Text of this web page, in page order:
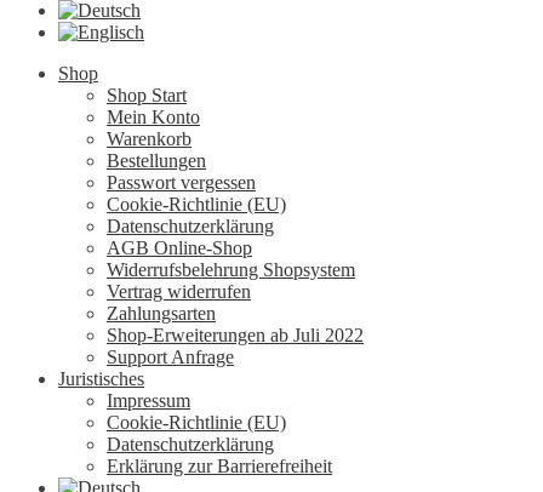
Shop
Shop Start
Mein Konto
Warenkorb
Bestellungen
Passwort vergessen
Cookie-Richtlinie (EU)
Datenschutzerklärung
AGB Online-Shop
Widerrufsbelehrung Shopsystem
Vertrag widerrufen
Zahlungsarten
Shop-Erweiterungen ab Juli 2022
Support Anfrage
Juristisches
Impressum
Cookie-Richtlinie (EU)
Datenschutzerklärung
Erklärung zur Barrierefreiheit